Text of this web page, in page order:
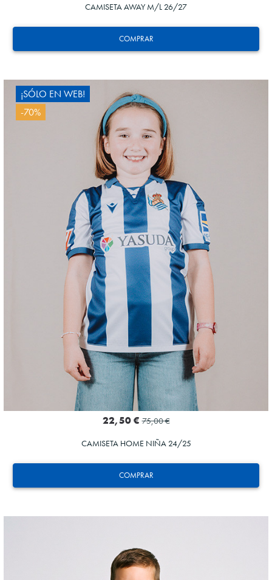
COMPRAR
ZAKHARYAN
21
CAMISETA AWAY M/L 26/27
COMPRAR
ZAKHARYAN
21
¡SÓLO EN WEB!
-70%
22,50 € 75,00 €
CAMISETA HOME NIÑA 24/25